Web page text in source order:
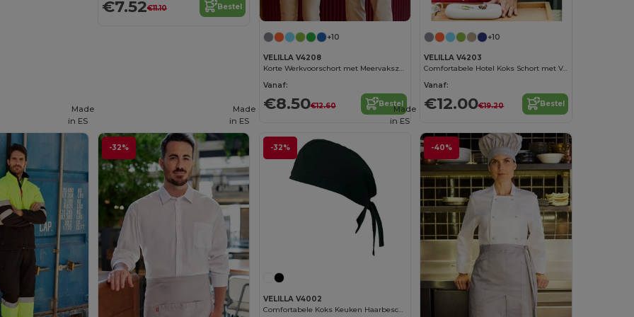
€7.52€11.10 Bestel
+10
VELILLA V4208
Korte Werkvoorschort met Meervakszak
Vanaf:
€8.50€12.60 Bestel
+10
VELILLA V4203
Comfortabele Hotel Koks Schort met Voorvak
Vanaf:
€12.00€19.20 Bestel
-32%
Made
in ES
-32%
Made
in ES
VELILLA V4002
Comfortabele Koks Keuken Haarbeschermkap
-40%
Made
in ES